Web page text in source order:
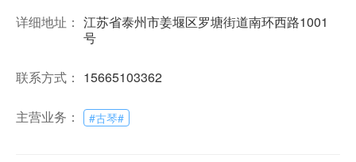
详细地址： 江苏省泰州市姜堰区罗塘街道南环西路1001
号
联系方式： 15665103362
主营业务： #古琴#